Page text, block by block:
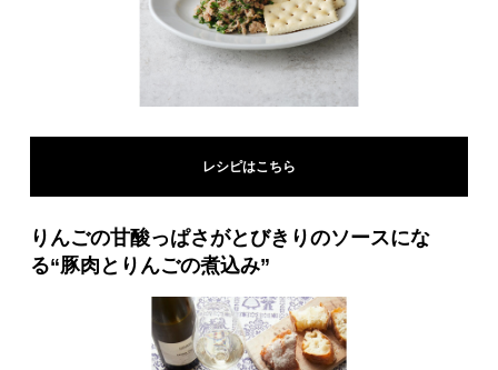
レシピはこちら
りんごの甘酸っぱさがとびきりのソースにな
る“豚肉とりんごの煮込み”